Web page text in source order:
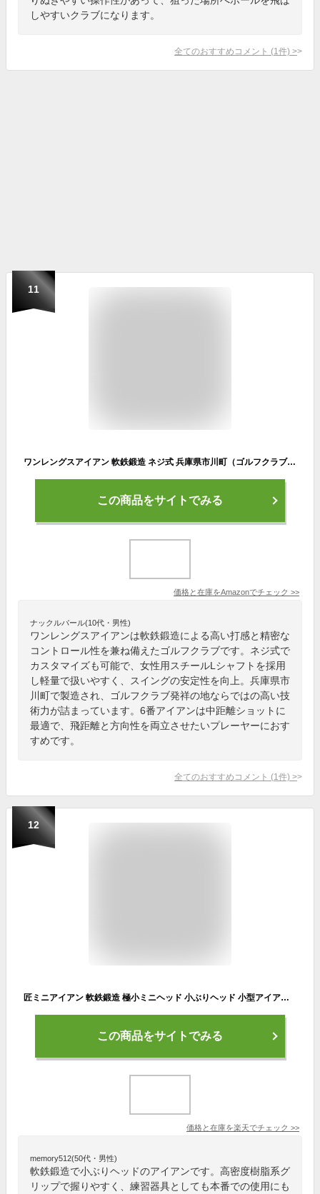
しやすいクラブになります。
全てのおすすめコメント (1 件) >
11
ワンレングスアイアン 軟鉄鍛造 ネジ式 兵庫県市川町（ゴルフクラブ発祥の地） 6番 シャフト 女性用（スチールL）
この商品をサイトでみる
価格と在庫をAmazonでチェック >>
ナックルバール(10代・男性)
ワンレングスアイアンは軟鉄鍛造による高い打感と精密な
コントロール性を兼ね備えたゴルフクラブです。ネジ式で
カスタマイズも可能で、女性用スチールLシャフトを採用
し軽量で扱いやすく、スイングの安定性を向上。兵庫県市
川町で製造され、ゴルフクラブ発祥の地ならではの高い技
術力が詰まっています。6番アイアンは中距離ショットに
最適で、飛距離と方向性を両立させたいプレーヤーにおす
すめです。
全てのおすすめコメント (1 件) >
12
匠ミニアイアン 軟鉄鍛造 極小ミニヘッド 小ぶりヘッド 小型アイアン 練習器具 トレーニング 本番でも使える 42度 35インチ スチールシャフト NS製シャフト 高密度樹脂系グリップ ネットショッピング
この商品をサイトでみる
価格と在庫を楽天でチェック >>
memory512(50代・男性)
軟鉄鍛造で小ぶりヘッドのアイアンです。高密度樹脂系グ
リップで握りやすく、練習器具としても本番での使用にも